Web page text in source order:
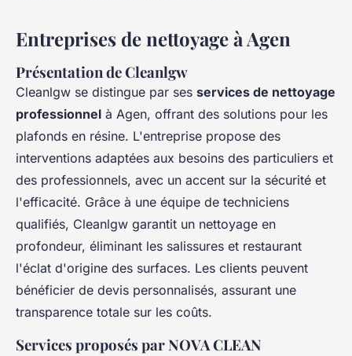
Entreprises de nettoyage à Agen
Présentation de Cleanlgw
Cleanlgw se distingue par ses services de nettoyage
professionnel à Agen, offrant des solutions pour les
plafonds en résine. L'entreprise propose des
interventions adaptées aux besoins des particuliers et
des professionnels, avec un accent sur la sécurité et
l'efficacité. Grâce à une équipe de techniciens
qualifiés, Cleanlgw garantit un nettoyage en
profondeur, éliminant les salissures et restaurant
l'éclat d'origine des surfaces. Les clients peuvent
bénéficier de devis personnalisés, assurant une
transparence totale sur les coûts.
Services proposés par NOVA CLEAN